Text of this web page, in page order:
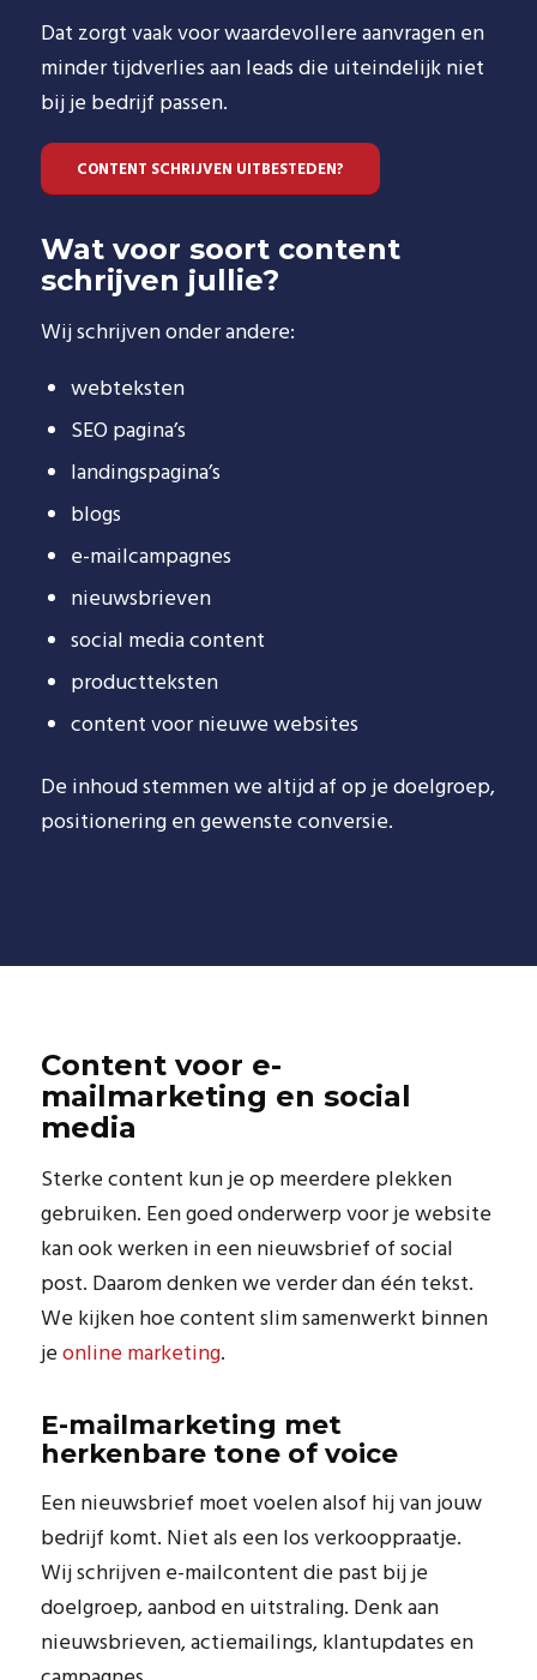
Dat zorgt vaak voor waardevollere aanvragen en
minder tijdverlies aan leads die uiteindelijk niet
bij je bedrijf passen.
CONTENT SCHRIJVEN UITBESTEDEN?
Wat voor soort content
schrijven jullie?
Wij schrijven onder andere:
webteksten
SEO pagina’s
landingspagina’s
blogs
e-mailcampagnes
nieuwsbrieven
social media content
productteksten
content voor nieuwe websites
De inhoud stemmen we altijd af op je doelgroep,
positionering en gewenste conversie.
Content voor e-
mailmarketing en social
media
Sterke content kun je op meerdere plekken
gebruiken. Een goed onderwerp voor je website
kan ook werken in een nieuwsbrief of social
post. Daarom denken we verder dan één tekst.
We kijken hoe content slim samenwerkt binnen
jeonline marketing.
E-mailmarketing met
herkenbare tone of voice
Een nieuwsbrief moet voelen alsof hij van jouw
bedrijf komt. Niet als een los verkooppraatje.
Wij schrijven e-mailcontent die past bij je
doelgroep, aanbod en uitstraling. Denk aan
nieuwsbrieven, actiemailings, klantupdates en